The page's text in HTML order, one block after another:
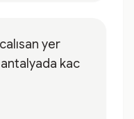
yer